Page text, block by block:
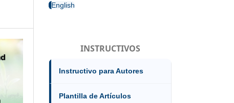
English
INSTRUCTIVOS
Instructivo para Autores
Plantilla de Artículos